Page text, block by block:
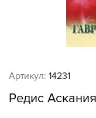
Артикул: 14231
Редис